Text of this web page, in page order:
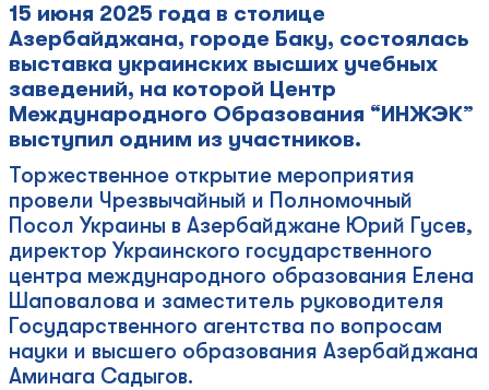
15 июня 2025 года в столице
Азербайджана, городе Баку, состоялась
выставка украинских высших учебных
заведений, на которой Центр
Международного Образования “ИНЖЭК”
выступил одним из участников.
Торжественное открытие мероприятия
провели Чрезвычайный и Полномочный
Посол Украины в Азербайджане Юрий Гусев,
директор Украинского государственного
центра международного образования Елена
Шаповалова и заместитель руководителя
Государственного агентства по вопросам
науки и высшего образования Азербайджана
Аминага Садыгов.